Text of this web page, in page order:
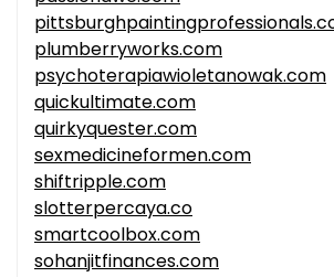
plumberryworks.com
psychoterapiawioletanowak.com
quickultimate.com
quirkyquester.com
sexmedicineformen.com
shiftripple.com
slotterpercaya.co
smartcoolbox.com
sohanjitfinances.com